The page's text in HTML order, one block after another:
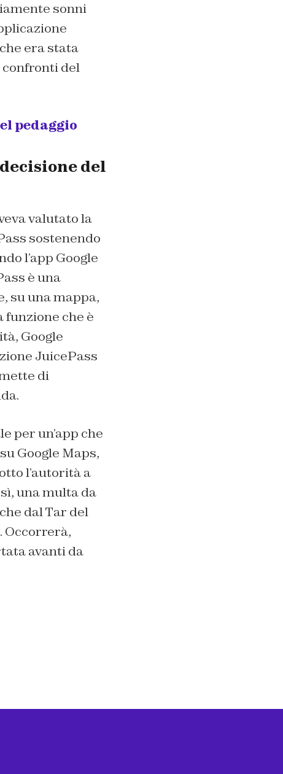
sonni
era stata
confronti del
pedaggio
del
valutato la
sostenendo
l’app Google
è una
su una mappa,
che è
Google
JuicePass
di
per un’app che
Google Maps,
l’autorità a
una multa da
dal Tar del
Occorrerà,
avanti da